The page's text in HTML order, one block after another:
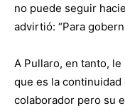
no puede seguir
advirtió: “Para
A Pullaro, en tanto,
que es la continuidad
colaborador pero su